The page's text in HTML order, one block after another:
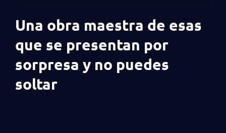
Una obra maestra de esas
que se presentan por
sorpresa y no puedes
soltar